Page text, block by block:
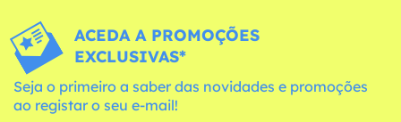
ACEDA A PROMOÇÕES
EXCLUSIVAS*
Seja o primeiro a saber das novidades e promoções
ao registar o seu e-mail!